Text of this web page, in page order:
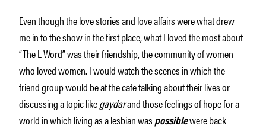
Even though the love stories and love affairs were what drew
me in to the show in the first place, what I loved the most about
“The L Word” was their friendship, the community of women
who loved women. I would watch the scenes in which the
friend group would be at the cafe talking about their lives or
discussing a topic likegaydarand those feelings of hope for a
world in which living as a lesbian waspossiblewere back